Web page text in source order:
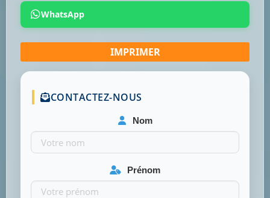
WhatsApp
CONTACTEZ-NOUS
Nom
Prénom